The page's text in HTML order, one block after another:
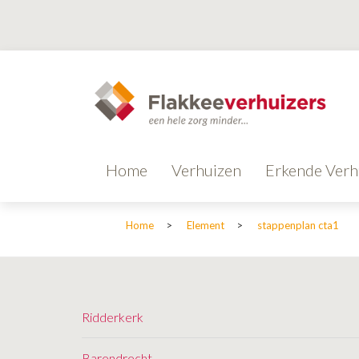
Home Verhuizen Erkende
Home > Element > stappenplan cta1
Ridderkerk